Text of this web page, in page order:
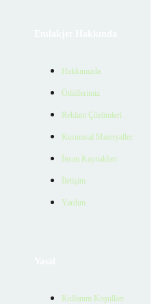
Hakkımızda
Ödüllerimiz
Reklam Çözümleri
Kurumsal Materyaller
İnsan Kaynakları
İletişim
Yardım
Kullanım Koşulları